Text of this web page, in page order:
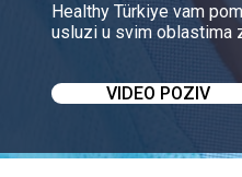
Healthy Türkiye vam
usluzi u svim oblastima
VIDEO POZIV